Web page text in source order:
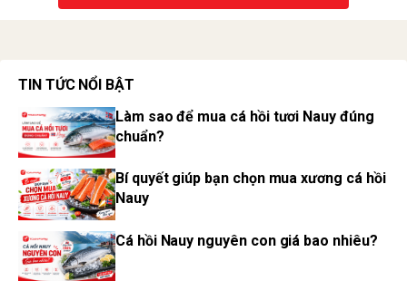
TIN TỨC NỔI BẬT
Làm sao để mua cá hồi tươi Nauy đúng
chuẩn?
Bí quyết giúp bạn chọn mua xương cá hồi
Nauy
Cá hồi Nauy nguyên con giá bao nhiêu?